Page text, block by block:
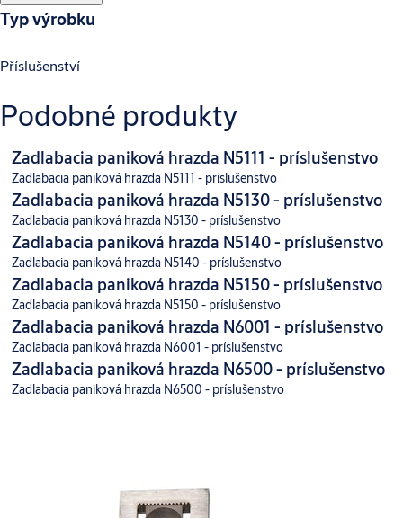
Typ výrobku
Příslušenství
Podobné produkty
Zadlabacia paniková hrazda N5111 - príslušenstvo
Zadlabacia paniková hrazda N5111 - príslušenstvo
Zadlabacia paniková hrazda N5130 - príslušenstvo
Zadlabacia paniková hrazda N5130 - príslušenstvo
Zadlabacia paniková hrazda N5140 - príslušenstvo
Zadlabacia paniková hrazda N5140 - príslušenstvo
Zadlabacia paniková hrazda N5150 - príslušenstvo
Zadlabacia paniková hrazda N5150 - príslušenstvo
Zadlabacia paniková hrazda N6001 - príslušenstvo
Zadlabacia paniková hrazda N6001 - príslušenstvo
Zadlabacia paniková hrazda N6500 - príslušenstvo
Zadlabacia paniková hrazda N6500 - príslušenstvo